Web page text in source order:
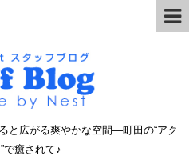
と広がる爽やかな空間―町田の“アク
で癒されて♪